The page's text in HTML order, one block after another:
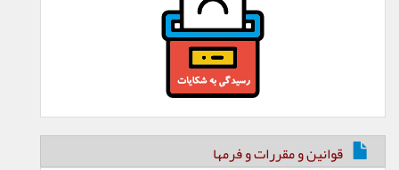
قوانین و مقررات و فرمها